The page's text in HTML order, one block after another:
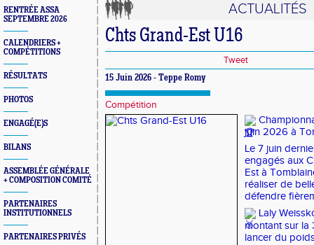
RENTRÉE ASSA
SEPTEMBRE 2026
CALENDRIERS +
COMPÉTITIONS
RÉSULTATS
PHOTOS
ENGAGÉ(E)S
BILANS
ASSEMBLÉE GÉNÉRALE
+ COMPOSITION COMITÉ
PARTENAIRES
INSTITUTIONNELS
PARTENAIRES PRIVÉS
ACTUALITÉS
Chts Grand-Est U16
Tweet
15 Juin 2026 - Teppe Romy
Compétition
juin 2026 à
Le 7 juin
engagés aux
Est à
réaliser de
défendre
Laly
montant sur la
lancer du